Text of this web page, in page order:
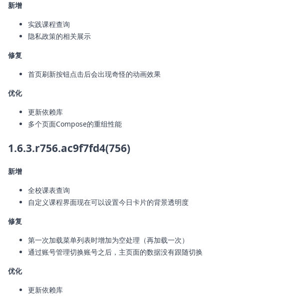
新增
实践课程查询
隐私政策的相关展示
修复
首页刷新按钮点击后会出现奇怪的动画效果
优化
更新依赖库
多个页面Compose的重组性能
1.6.3.r756.ac9f7fd4(756)
新增
全校课表查询
自定义课程界面现在可以设置今日卡片的背景透明度
修复
第一次加载菜单列表时增加为空处理（再加载一次）
通过账号管理切换账号之后，主页面的数据没有跟随切换
优化
更新依赖库